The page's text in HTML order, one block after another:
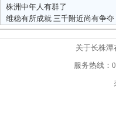
株洲中年人有群了
维稳有所成就 三千附近尚有争夺
关于长株潭
服务热线：